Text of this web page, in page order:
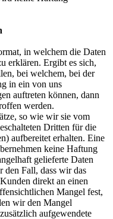
in welchem die Daten
erklären. Ergibt es sich,
bei welchem, bei der
in ein von uns
auftreten können, dann
werden.
so wie wir sie vom
Dritten für die
aufbereitet erhalten. Eine
keine Haftung
gelieferte Daten
den Fall, dass wir das
direkt an einen
Mangel fest,
wir den Mangel
aufgewendete